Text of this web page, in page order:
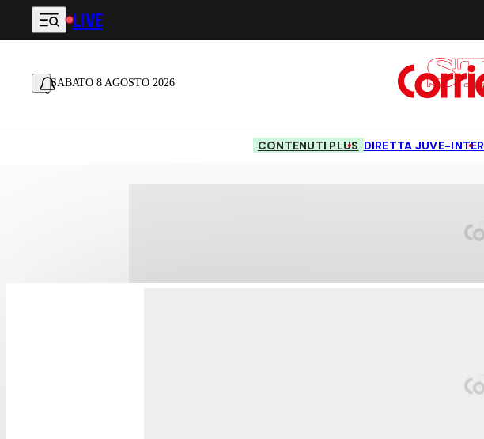
Vai al contenuto principale
LIVE
SABATO 8 AGOSTO 2026
CONTENUTI PLUS DIRETTA JUVE-INTER